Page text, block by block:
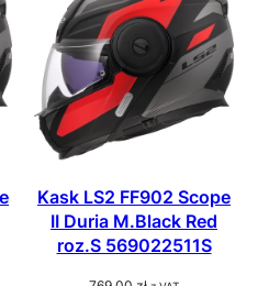
Kask LS2 FF902 Scope
II Duria M.Black Red
roz.S 569022511S